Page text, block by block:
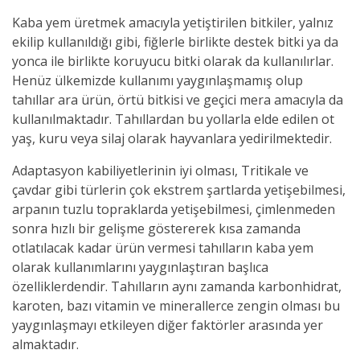
Kaba yem üretmek amacıyla yetiştirilen bitkiler, yalnız
ekilip kullanıldığı gibi, fiğlerle birlikte destek bitki ya da
yonca ile birlikte koruyucu bitki olarak da kullanılırlar.
Henüz ülkemizde kullanımı yaygınlaşmamış olup
tahıllar ara ürün, örtü bitkisi ve geçici mera amacıyla da
kullanılmaktadır. Tahıllardan bu yollarla elde edilen ot
yaş, kuru veya silaj olarak hayvanlara yedirilmektedir.
Adaptasyon kabiliyetlerinin iyi olması, Tritikale ve
çavdar gibi türlerin çok ekstrem şartlarda yetişebilmesi,
arpanın tuzlu topraklarda yetişebilmesi, çimlenmeden
sonra hızlı bir gelişme göstererek kısa zamanda
otlatılacak kadar ürün vermesi tahılların kaba yem
olarak kullanımlarını yaygınlaştıran başlıca
özelliklerdendir. Tahılların aynı zamanda karbonhidrat,
karoten, bazı vitamin ve minerallerce zengin olması bu
yaygınlaşmayı etkileyen diğer faktörler arasında yer
almaktadır.